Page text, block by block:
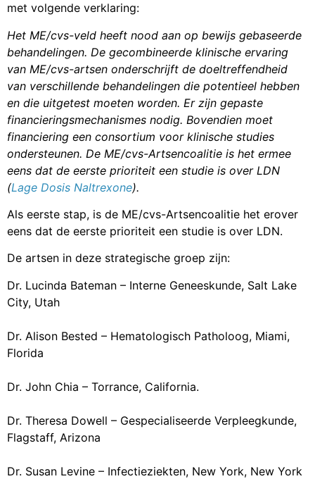
met volgende verklaring:
Het ME/cvs-veld heeft nood aan op bewijs gebaseerde
behandelingen. De gecombineerde klinische ervaring
van ME/cvs-artsen onderschrijft de doeltreffendheid
van verschillende behandelingen die potentieel hebben
en die uitgetest moeten worden. Er zijn gepaste
financieringsmechanismes nodig. Bovendien moet
financiering een consortium voor klinische studies
ondersteunen. De ME/cvs-Artsencoalitie is het ermee
eens dat de eerste prioriteit een studie is over LDN
(Lage Dosis Naltrexone).
Als eerste stap, is de ME/cvs-Artsencoalitie het erover
eens dat de eerste prioriteit een studie is over LDN.
De artsen in deze strategische groep zijn:
Dr. Lucinda Bateman – Interne Geneeskunde, Salt Lake
City, Utah
Dr. Alison Bested – Hematologisch Patholoog, Miami,
Florida
Dr. John Chia – Torrance, California.
Dr. Theresa Dowell – Gespecialiseerde Verpleegkunde,
Flagstaff, Arizona
Dr. Susan Levine – Infectieziekten, New York, New York